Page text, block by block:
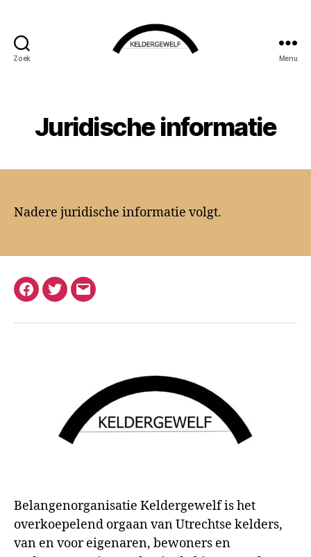
Zoek Menu
Juridische informatie
Nadere juridische informatie volgt.
Facebook
Twitter
E-
Belangenorganisatie Keldergewelf is het
overkoepelend orgaan van Utrechtse kelders,
van en voor eigenaren, bewoners en